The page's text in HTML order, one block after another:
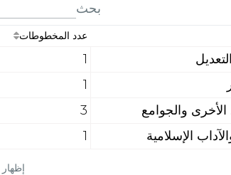
بحث
عدد المخطوطات
1
1
3
1
إظهار 1 إلى 4 من إجمالي 4 بيان